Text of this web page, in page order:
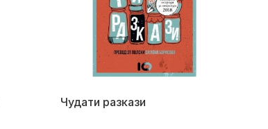
Чудати разкази